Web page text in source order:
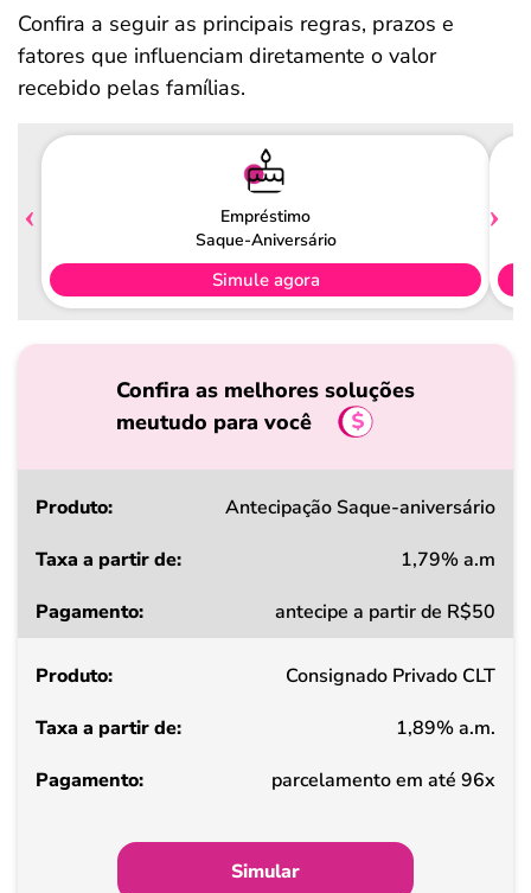
Confira a seguir as principais regras, prazos e
fatores que influenciam diretamente o valor
recebido pelas famílias.
Empréstimo
Saque-Aniversário
Simule agora
Confira as melhores soluções
meutudo para você
Produto
a
de
Pagamento
Antecipação Saque-aniversário
1,79% a.m
antecipe a partir de R$50
Consignado Privado CLT
1,89% a.m.
parcelamento em até 96x
Simular